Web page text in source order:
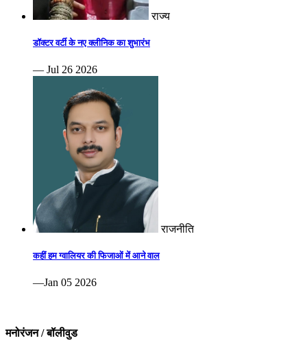
राज्य
डॉक्टर वर्टी के नए क्लीनिक का शुभारंभ
— Jul 26 2026
राजनीति
कहीं हम ग्वालियर की फिजाओं में आने वाल
—Jan 05 2026
मनोरंजन / बॉलीवुड